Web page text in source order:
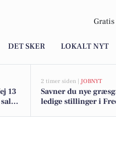
DET SKER LOKALT NYT
13
i
2 timer siden | JOBNYT
Savner du nye
ledige stillinger i